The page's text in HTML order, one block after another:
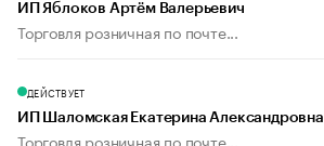
ИП Яблоков Артём Валерьевич
Торговля розничная по почте...
ДЕЙСТВУЕТ
ИП Шаломская Екатерина Александровна
Торговля розничная по почте...